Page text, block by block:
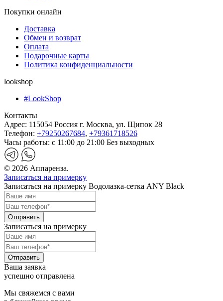
Покупки онлайн
Доставка
Обмен и возврат
Оплата
Подарочные карты
Политика конфиденциальности
lookshop
#LookShop
Контакты
Адрес: 115054 Россия г. Москва, ул. Щипок 28
Телефон: +79250267684, +79361718526
Часы работы: с 11:00 до 21:00 Без выходных
© 2026 Аппаренза.
Записаться на примерку
Записаться на примерку Водолазка-сетка ANY Black
Записаться на примерку
Ваша заявка
успешно отправлена
Мы свяжемся с вами